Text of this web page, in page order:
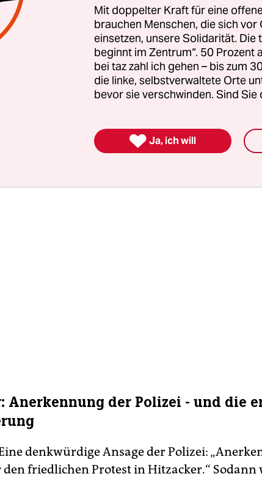
Korrekte Polizei
Die Polizei ist jetzt besonders korrekt und
körperliche Gewalt“ bei Widerstand an.
„Jetzt geht´s los. Jetzt geht´s los.“ Darauf
„Die, die da ´jetzt geht´s los´ rufen muss
Anerkennung der Polizei - und die
denkwürdige Ansage der Polizei:
den friedlichen Protest in Hitzacker.“ Sodann
Mit doppelter Kraft für eine
brauchen Menschen, die sich
einsetzen, unsere Solidarität.
beginnt im Zentrum“. 50 Prozent
bei taz zahl ich gehen – bis zum
die linke, selbstverwaltete Orte
bevor sie verschwinden. Sind Sie
 Ja, ich will